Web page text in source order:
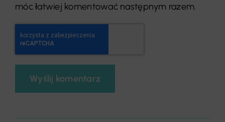
móc łatwiej komentować następnym razem.